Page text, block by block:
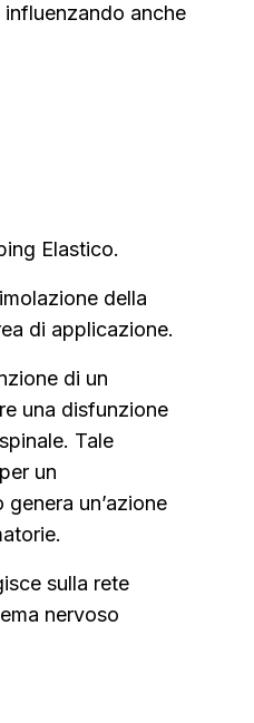
anche
Elastico.
della
di applicazione.
di un
una disfunzione
Tale
un
un’azione
sulla rete
nervoso